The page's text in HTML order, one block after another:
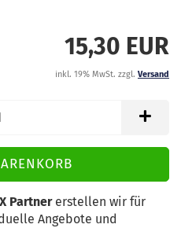
15,30 EUR
inkl. 19% MwSt. zzgl. Versand
Partnererstellen wir für
Angebote und